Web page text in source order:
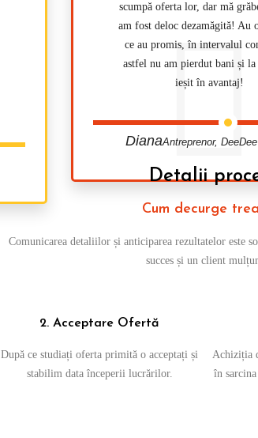
scumpă oferta lor, dar mă
am fost deloc dezamăgită! Au
ce au promis, în intervalul
astfel nu am pierdut bani și
ieșit în avantaj!
DianaAntreprenor,
Detalii
Cum decurge
Comunicarea detaliilor și anticiparea rezultatelor este
succes și un client
2. Acceptare Ofertă
După ce studiați oferta primită o acceptați și
stabilim data începerii lucrărilor.
Achiziția
în